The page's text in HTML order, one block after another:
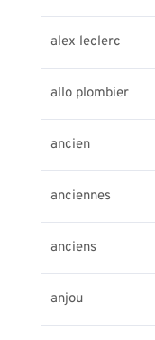
alex leclerc
allo plombier
ancien
anciennes
anciens
anjou